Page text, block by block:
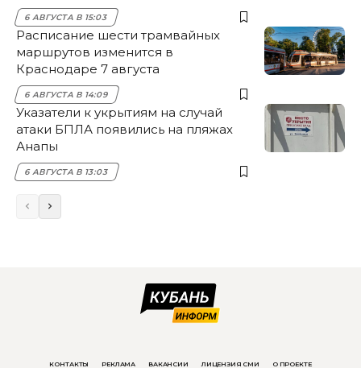
6 АВГУСТА В 15:03
Расписание шести трамвайных
маршрутов изменится в
Краснодаре 7 августа
6 АВГУСТА В 14:09
Указатели к укрытиям на случай
атаки БПЛА появились на пляжах
Анапы
6 АВГУСТА В 13:03
КОНТАКТЫ РЕКЛАМА ВАКАНСИИ ЛИЦЕНЗИЯ СМИ О ПРОЕКТЕ